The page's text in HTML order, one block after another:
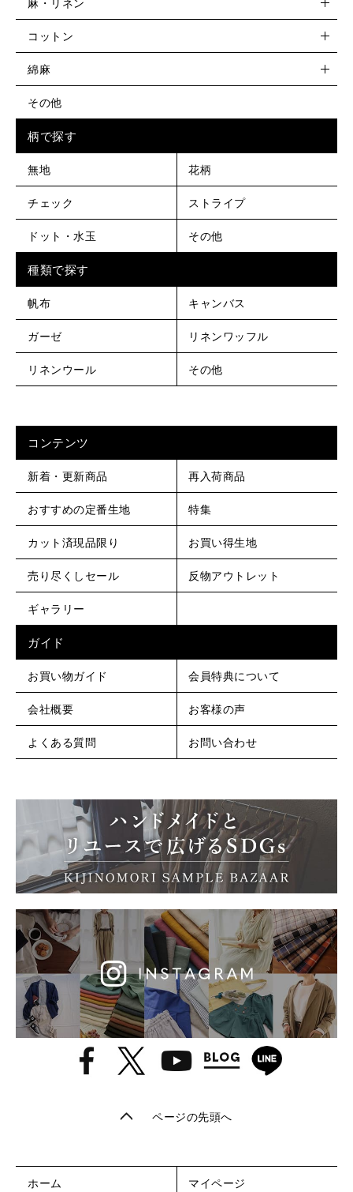
コットン
綿麻
その他
柄で探す
無地 花柄
チェック ストライプ
ドット・水玉 その他
種類で探す
帆布 キャンバス
ガーゼ リネンワッフル
リネンウール その他
コンテンツ
新着・更新商品 再入荷商品
おすすめの定番生地 特集
カット済現品限り お買い得生地
売り尽くしセール 反物アウトレット
ギャラリー
ガイド
お買い物ガイド 会員特典について
会社概要 お客様の声
よくある質問 お問い合わせ
ページの先頭へ
ホーム マイページ